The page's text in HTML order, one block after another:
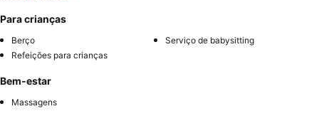
Para crianças
Berço
Serviço de babysitting
Refeições para crianças
Bem-estar
Massagens